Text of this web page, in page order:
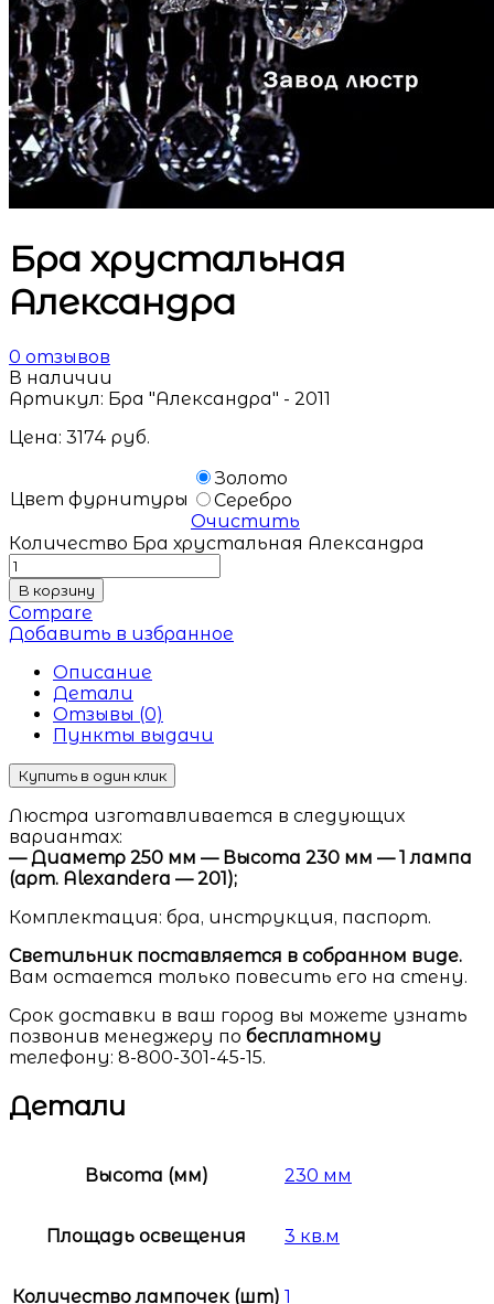
Бра хрустальная
Александра
0 отзывов
В наличии
Артикул: Бра "Александра" - 2011
Цена: 3174 руб.
Цвет фурнитуры
Золото
Серебро
Очистить
Количество Бра хрустальная Александра
В корзину
Compare
Добавить в избранное
Описание
Детали
Отзывы (0)
Пункты выдачи
Купить в один клик
Люстра изготавливается в следующих
вариантах:
— Диаметр 250 мм — Высота 230 мм — 1 лампа
(арт. Alexandera — 201);
Комплектация: бра, инструкция, паспорт.
Светильник поставляется в собранном виде.
Вам остается только повесить его на стену.
Срок доставки в ваш город вы можете узнать
позвонив менеджеру по бесплатному
телефону: 8-800-301-45-15.
Детали
Высота (мм) 230 мм
Площадь освещения 3 кв.м
Количество лампочек (шт) 1